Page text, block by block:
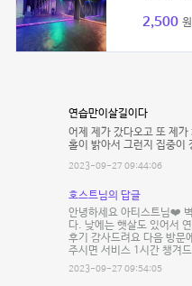
2,500
연습만이살길이다
어제 제가 갔다오고 또 제
홀이 밝아서 그런지 집중이
2023-09-27 09:44:06
호스트님의 답글
안녕하세요 아티스트님❤️
다. 낮에는 햇살도 있어서
후기 감사드려요 다음 방문
주시면 서비스 1시간 챙겨
2023-09-27 09:54:05